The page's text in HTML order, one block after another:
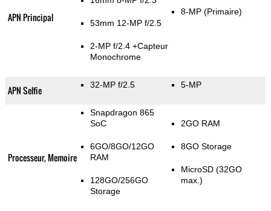
APN Principal 53mm 12-MP f/2.5
2-MP f/2.4 +Capteur
Monochrome
8-MP (Primaire)
APN Selfie 32-MP f/2.5 5-MP
Processeur, Memoire
Snapdragon 865
SoC
6GO/8GO/12GO
RAM
128GO/256GO
Storage
2GO RAM
8GO Storage
MicroSD (32GO
max.)